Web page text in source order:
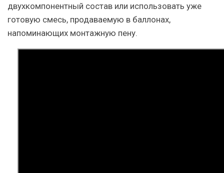
двухкомпонентный состав или использовать уже
готовую смесь, продаваемую в баллонах,
напоминающих монтажную пену.